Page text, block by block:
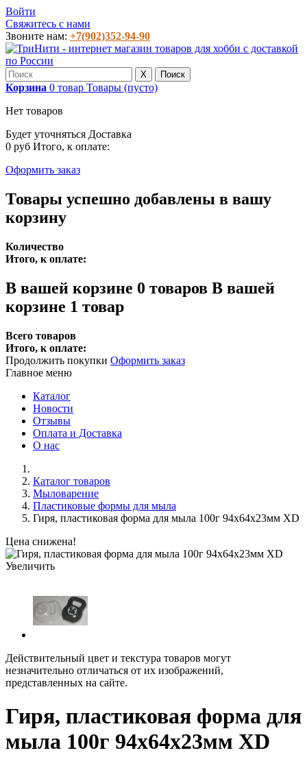
Войти
Свяжитесь с нами
Звоните нам: +7(902)352-94-90
X Поиск
Корзина 0 товар Товары (пусто)
Нет товаров
Будет уточняться Доставка
0 руб Итого, к оплате:
Оформить заказ
Товары успешно добавлены в вашу
корзину
Количество
Итого, к оплате:
В вашей корзине 0 товаров В вашей
корзине 1 товар
Всего товаров
Итого, к оплате:
Продолжить покупки Оформить заказ
Главное меню
Каталог
Новости
Отзывы
Оплата и Доставка
О нас
Каталог товаров
Мыловарение
Пластиковые формы для мыла
Гиря, пластиковая форма для мыла 100г 94х64х23мм XD
Цена снижена!
Увеличить
Действительный цвет и текстура товаров могут
незначительно отличаться от их изображений,
представленных на сайте.
Гиря, пластиковая форма для
мыла 100г 94х64х23мм XD